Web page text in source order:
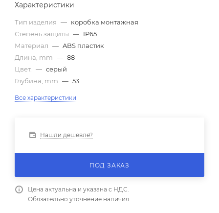
Характеристики
Тип изделия — коробка монтажная
Степень защиты — IP65
Материал — ABS пластик
Длина, mm — 88
Цвет.
— серый
Глубина, mm — 53
Все характеристики
Нашли дешевле?
ПОД ЗАКАЗ
Цена актуальна и указана с НДС.
Обязательно уточнение наличия.